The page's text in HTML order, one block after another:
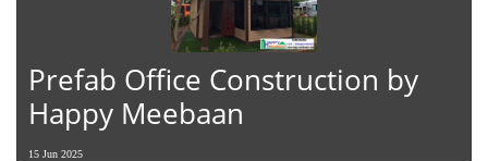
Prefab Office Construction by
Happy Meebaan
15 Jun 2025